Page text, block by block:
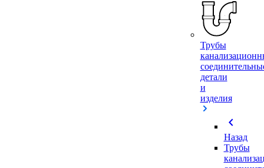
Трубы
детали
и
изделия
chevron_left
Назад
Трубы